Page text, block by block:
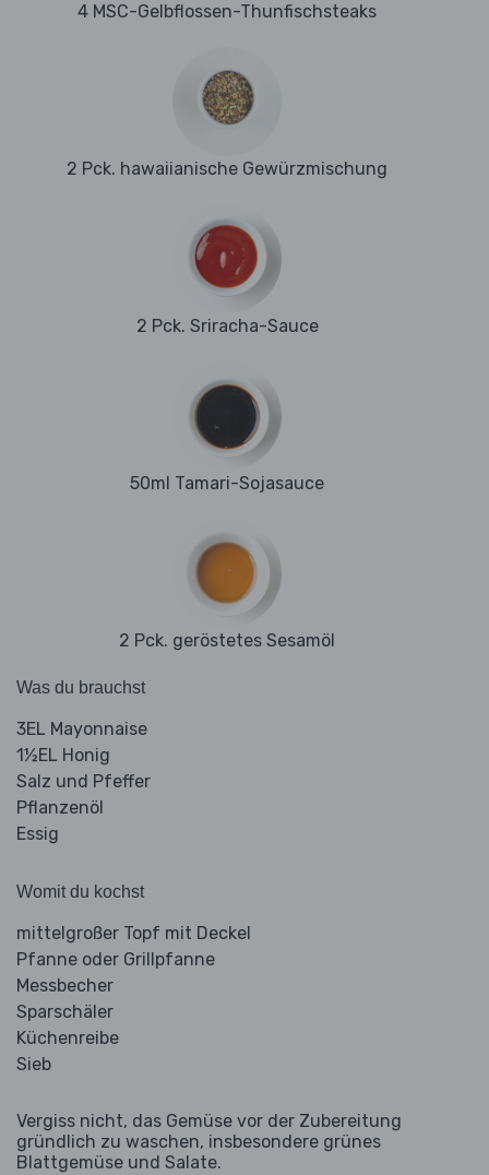
4 MSC-Gelbflossen-Thunfischsteaks
2 Pck. hawaiianische Gewürzmischung
2 Pck. Sriracha-Sauce
50ml Tamari-Sojasauce
2 Pck. geröstetes Sesamöl
Was du brauchst
3EL Mayonnaise
1½EL Honig
Salz und Pfeffer
Pflanzenöl
Essig
Womit du kochst
mittelgroßer Topf mit Deckel
Pfanne oder Grillpfanne
Messbecher
Sparschäler
Küchenreibe
Sieb
Vergiss nicht, das Gemüse vor der Zubereitung
gründlich zu waschen, insbesondere grünes
Blattgemüse und Salate.